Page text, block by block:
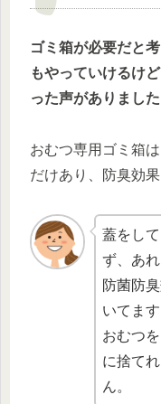
ゴミ箱が必要だと
もやっていけるけ
った声がありました
おむつ専用ゴミ箱
だけあり、防臭効
蓋をし
ず、あ
防菌防
いてます
おむつ
に捨て
ん。